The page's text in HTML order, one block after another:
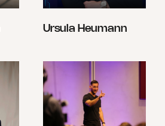
Ursula Heumann